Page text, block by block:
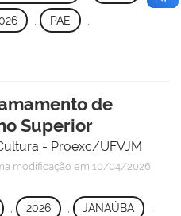
, PAE
de
Superior
- Proexc/UFVJM
modificação em 10/04/2026
2026 JANAÚBA